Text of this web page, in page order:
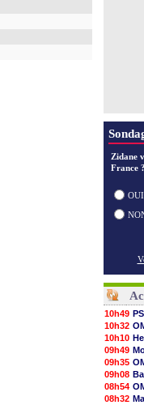
Zidane
France ?
OUI
10h49
10h32
10h10
09h49
09h35
09h08
08h54
08h32